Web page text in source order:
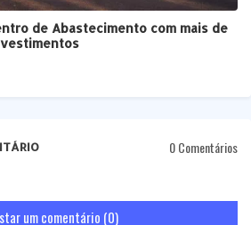
de Abastecimento com mais de
0 Comentários
um comentário (0)